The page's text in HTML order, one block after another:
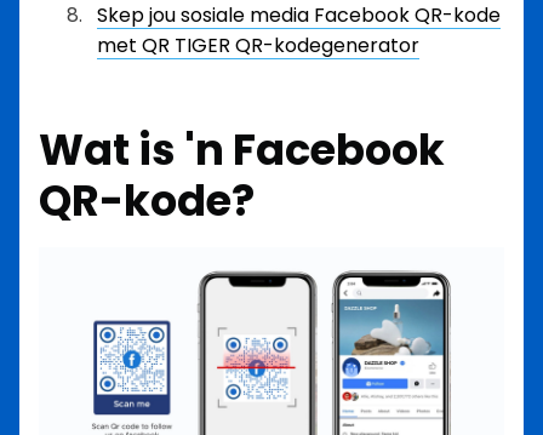
Skep jou sosiale media Facebook QR-kode
met QR TIGER QR-kodegenerator
Wat is 'n Facebook
QR-kode?